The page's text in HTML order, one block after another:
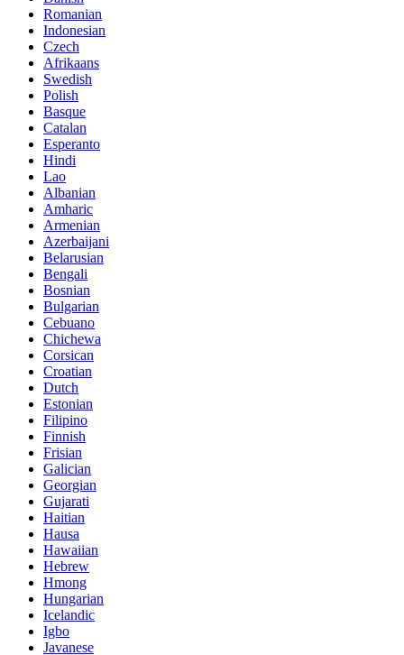
Romanian
Indonesian
Czech
Afrikaans
Swedish
Polish
Basque
Catalan
Esperanto
Hindi
Lao
Albanian
Amharic
Armenian
Azerbaijani
Belarusian
Bengali
Bosnian
Bulgarian
Cebuano
Chichewa
Corsican
Croatian
Dutch
Estonian
Filipino
Finnish
Frisian
Galician
Georgian
Gujarati
Haitian
Hausa
Hawaiian
Hebrew
Hmong
Hungarian
Icelandic
Igbo
Javanese